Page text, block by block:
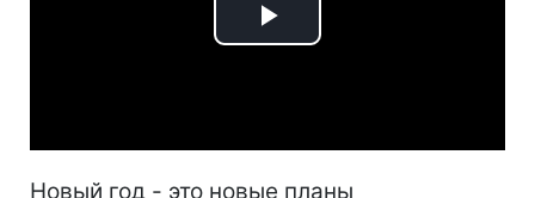
Play
Новый год - это новые планы